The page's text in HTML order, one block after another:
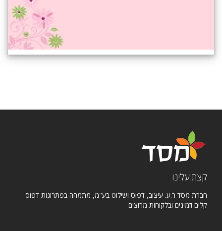
קצת עלינו
חברת מסד ר.ע. עיצוב, דפוס ושילוט בע"מ, מתמחה בפתרונות דפוס
קלים וזמינים ובלקוחות מרוצים